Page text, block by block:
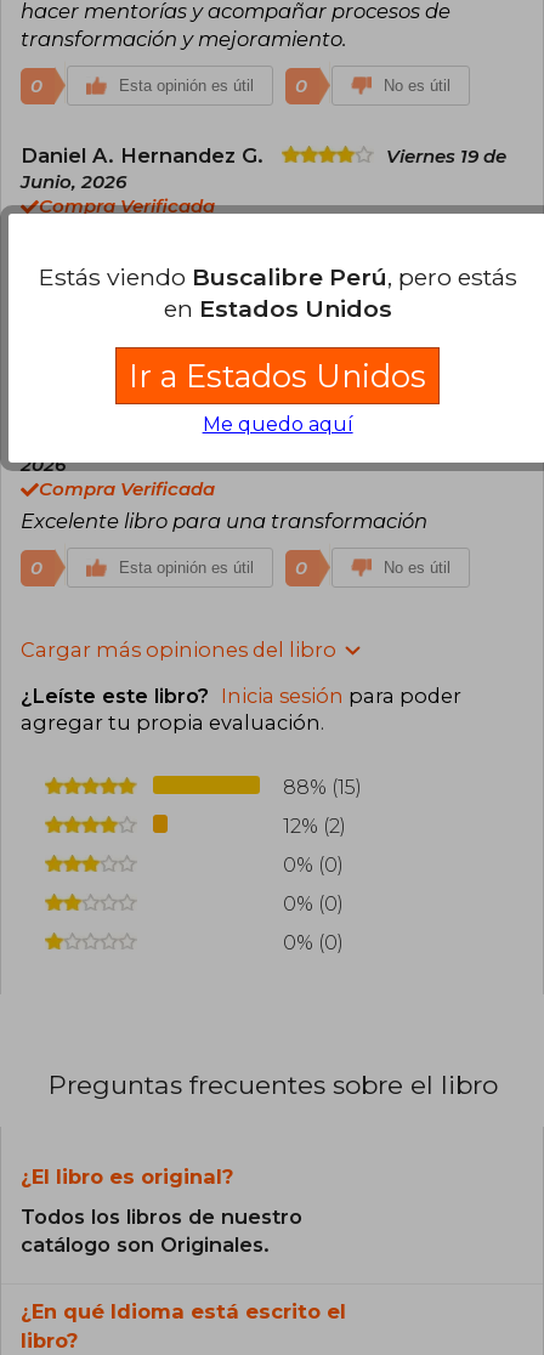
hacer mentorías y acompañar procesos de
transformación y mejoramiento.
0 Esta opinión es útil 0 No es útil
Daniel A. Hernandez G.
Viernes 19 de
Junio, 2026
Compra Verificada
mejor la forma de como abordamos nuestras
relaciones internas laborales y personales, ayuda
a conectar un poco el corazón con la cabeza.
Esta opinión es útil 0 No es útil
Martes 05 de Mayo,
2026
Compra Verificada
Excelente libro para una transformación
0 Esta opinión es útil 0 No es útil
Cargar más opiniones del libro
¿Leíste este libro? Inicia sesión para poder
agregar tu propia evaluación.
88% (15)
12% (2)
0% (0)
0% (0)
0% (0)
Preguntas frecuentes sobre el libro
¿El libro es original?
Todos los libros de nuestro
catálogo son Originales.
¿En qué Idioma está escrito el
libro?
Estás viendo Buscalibre Perú, pero estás
en Estados Unidos
Ir a Estados Unidos
Me quedo aquí